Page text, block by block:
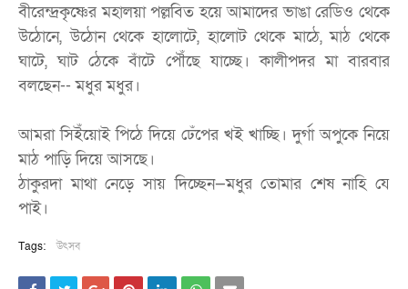
বীরেন্দ্রকৃষ্ণের মহালয়া পল্লবিত হয়ে আমাদের ভাঙা রেডিও থেকে
উঠোনে, উঠোন থেকে হালোটে, হালোট থেকে মাঠে, মাঠ থেকে
ঘাটে, ঘাট ঠেকে বাঁটে পৌঁছে যাচ্ছে। কালীপদর মা বারবার
বলছেন-- মধুর মধুর।
আমরা সিইঁয়োই পিঠে দিয়ে ঢেঁপের খই খাচ্ছি। দুর্গা অপুকে নিয়ে
মাঠ পাড়ি দিয়ে আসছে।
ঠাকুরদা মাথা নেড়ে সায় দিচ্ছেন—মধুর তোমার শেষ নাহি যে
পাই।
Tags: উৎসব